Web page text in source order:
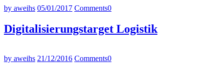
by aweihs 05/01/2017 Comments0
Digitalisierungstarget Logistik
by aweihs 21/12/2016 Comments0